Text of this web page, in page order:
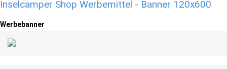
Inselcamper Shop Werbemittel - Banner 120x600
Werbebanner